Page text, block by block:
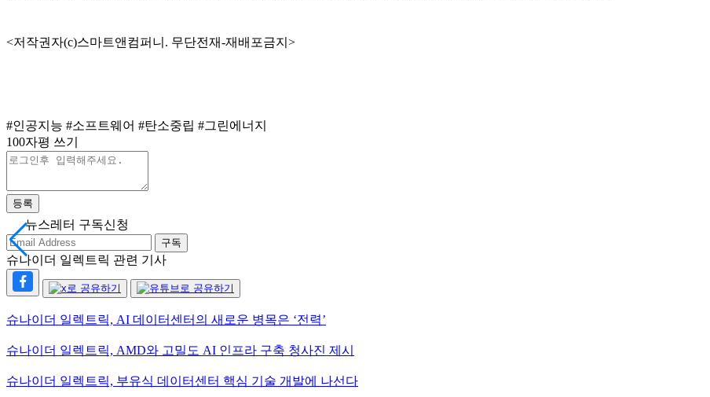
<저작권자(c)스마트앤컴퍼니. 무단전재-재배포금지>
#인공지능 #소프트웨어 #탄소중립 #그린에너지
100자평 쓰기
등록
뉴스레터 구독신청
구독
슈나이더 일렉트릭 관련 기사
슈나이더 일렉트릭, AI 데이터센터의 새로운 병목은 ‘전력’
슈나이더 일렉트릭, AMD와 고밀도 AI 인프라 구축 청사진 제시
슈나이더 일렉트릭, 부유식 데이터센터 핵심 기술 개발에 나선다